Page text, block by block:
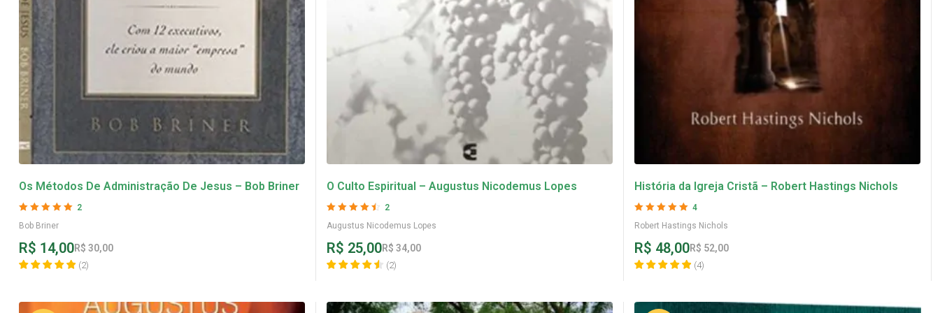
Os Métodos De Administração De Jesus – Bob Briner
2
Bob Briner
R$ 30,00
R$ 14,00
(2)
O Culto Espiritual – Augustus Nicodemus Lopes
de 5
2
Augustus Nicodemus Lopes
R$ 34,00
R$ 25,00
(2)
História da Igreja Cristã – Robert Hastings Nichols
4
Robert Hastings Nichols
R$ 52,00
R$ 48,00
(4)